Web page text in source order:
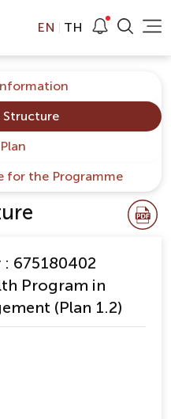
EN TH
Structure
for the Programme
675180402
Program in
(Plan 1.2)